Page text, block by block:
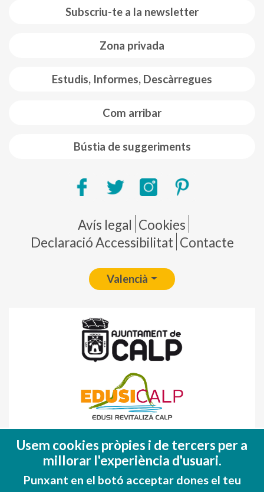
Subscriu-te a la newsletter
Zona privada
Estudis, Informes, Descàrregues
Com arribar
Bústia de suggeriments
Pie de página
Avís legal Cookies
Declaració Accessibilitat Contacte
Valencià
(FEDER)
Una manera de hacer EUROPA
Usem cookies pròpies i de tercers per a
millorar l'experiència d'usuari.
Punxant en el botó acceptar dones el teu